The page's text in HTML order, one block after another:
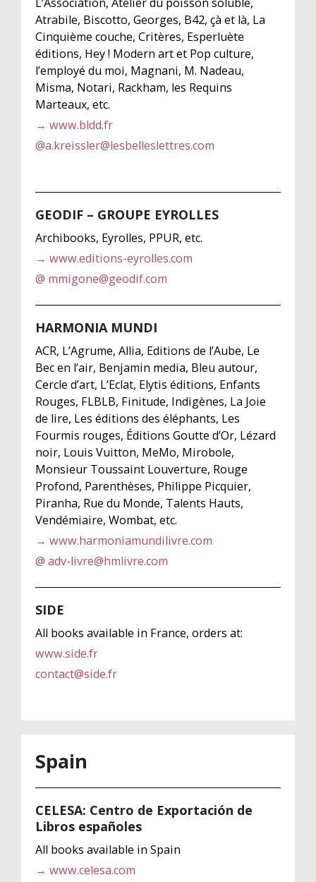
Atrabile, Biscotto, Georges, B42, çà et là, La
Cinquième couche, Critères, Esperluète
éditions, Hey ! Modern art et Pop culture,
l’employé du moi, Magnani, M. Nadeau,
Misma, Notari, Rackham, les Requins
Marteaux, etc.
→ www.bldd.fr
@a.kreissler@lesbelleslettres.com
GEODIF – GROUPE EYROLLES
Archibooks, Eyrolles, PPUR, etc.
→ www.editions-eyrolles.com
@ mmigone@geodif.com
HARMONIA MUNDI
ACR, L’Agrume, Allia, Editions de l’Aube, Le
Bec en l’air, Benjamin media, Bleu autour,
Cercle d’art, L’Eclat, Elytis éditions, Enfants
Rouges, FLBLB, Finitude, Indigènes, La Joie
de lire, Les éditions des éléphants, Les
Fourmis rouges, Éditions Goutte d’Or, Lézard
noir, Louis Vuitton, MeMo, Mirobole,
Monsieur Toussaint Louverture, Rouge
Profond, Parenthèses, Philippe Picquier,
Piranha, Rue du Monde, Talents Hauts,
Vendémiaire, Wombat, etc.
→ www.harmoniamundilivre.com
@ adv-livre@hmlivre.com
SIDE
All books available in France, orders at:
www.side.fr
contact@side.fr
Spain
CELESA: Centro de Exportación de
Libros españoles
All books available in Spain
→ www.celesa.com